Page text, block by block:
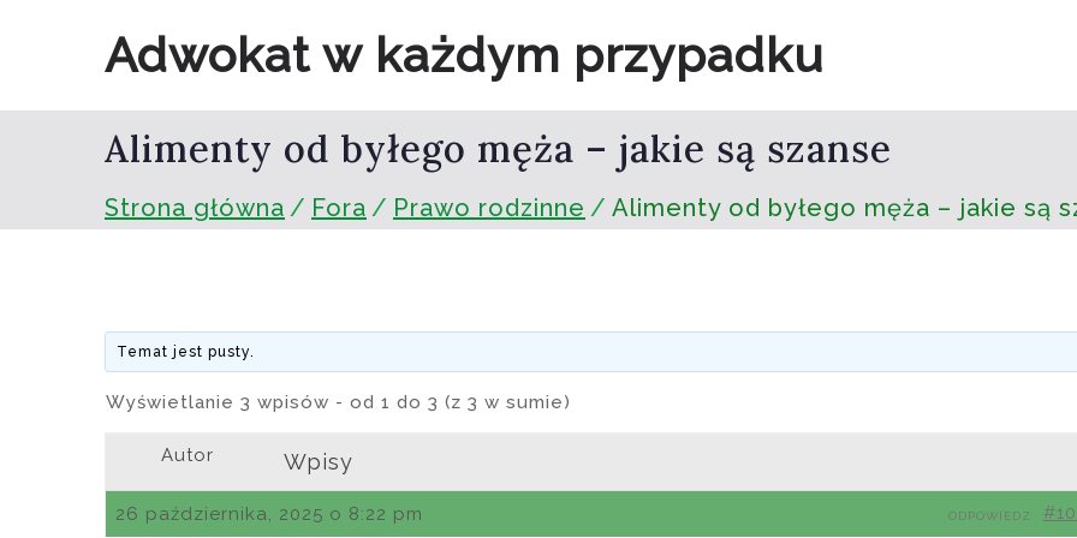
treści
Adwokat w każdym przypadku
Alimenty od byłego męża – jakie są szanse
Strona główna Fora Prawo rodzinne Alimenty od byłego męża – jakie są
Temat jest pusty.
Wyświetlanie 3 wpisów - od 1 do 3 (z 3 w sumie)
Autor Wpisy
26 października, 2025 o 8:22 pm ODPOWIEDZ